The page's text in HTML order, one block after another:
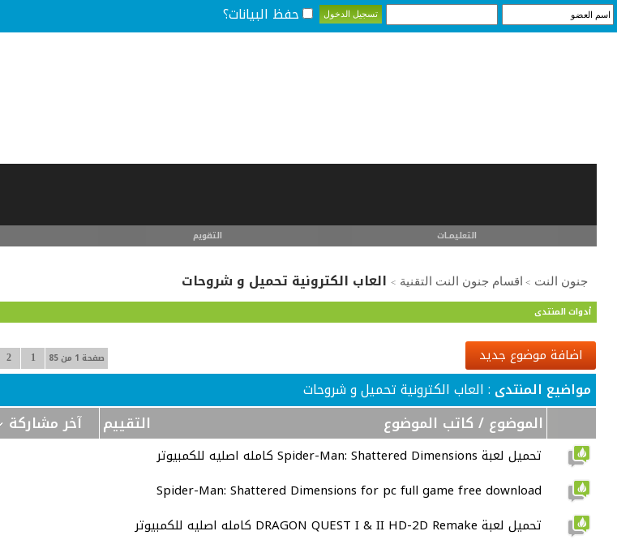
حفظ البيانات؟
التعليمـــات التقويم
جنون النت > اقسام جنون النت التقنية > العاب الكترونية تحميل و شروحات
أدوات المنتدى
اضافة موضوع جديد صفحة 1 من 85 1
2
مواضيع المنتدى : العاب الكترونية تحميل و شروحات
التقييم الموضوع / كاتب الموضوع آخر مشاركة
تحميل لعبة Spider-Man: Shattered Dimensions كامله اصليه للكمبيوتر
Spider-Man: Shattered Dimensions for pc full game free download
تحميل لعبة DRAGON QUEST I & II HD-2D Remake كامله اصليه للكمبيوتر